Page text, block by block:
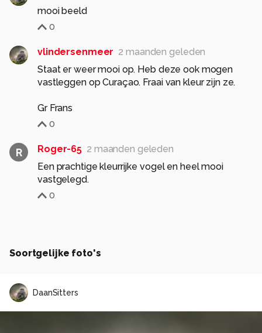
mooi beeld
0
vlindersenmeer 2 maanden geleden
Staat er weer mooi op. Heb deze ook mogen
vastleggen op Curaçao. Fraai van kleur zijn ze.
Gr Frans
0
R Roger-65 2 maanden geleden
Een prachtige kleurrijke vogel en heel mooi
vastgelegd.
0
Soortgelijke foto's
DaanSitters